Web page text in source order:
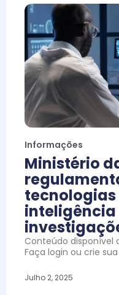
Informações
Ministério
Conteúdo disponível
Faça login ou crie
Julho 2, 2025